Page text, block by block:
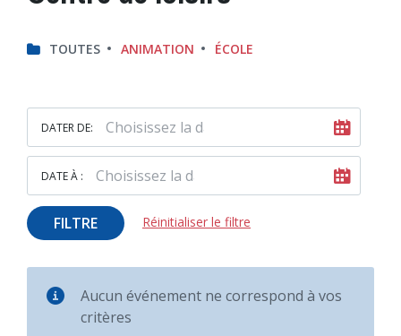
TOUTES ANIMATION ÉCOLE
DATER DE:
DATE À :
FILTRE Réinitialiser le filtre
Aucun événement ne correspond à vos
critères